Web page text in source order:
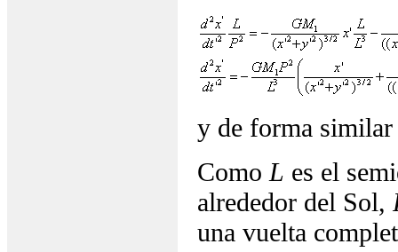
y de forma similar
Como L es el
alrededor del Sol,
una vuelta